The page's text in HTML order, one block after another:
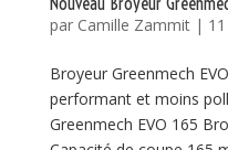
par Camille Zammit|
Broyeur Greenmech
performant et moins
Greenmech EVO 165